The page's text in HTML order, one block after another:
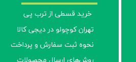
خرید قسطی از ترب پی
تهران کوچولو در دیجی کالا
نحوه ثبت سفارش و پرداخت